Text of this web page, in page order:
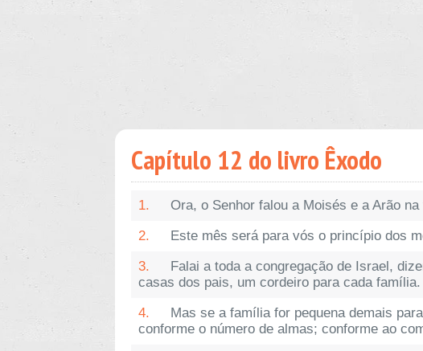
Capítulo 12 do livro Êxodo
1.
Ora, o Senhor falou a Moisés e a Arão
2.
Este mês será para vós o princípio dos
3.
Falai a toda a congregação de Israel,
casas dos pais, um cordeiro para cada família.
4.
Mas se a família for pequena demais
conforme o número de almas; conforme ao